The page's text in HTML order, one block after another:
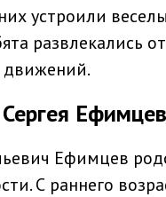
устроили
развлекались
Ефимцев
С раннего